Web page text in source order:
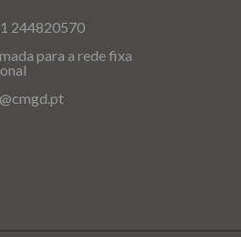
244820570
para a rede fixa